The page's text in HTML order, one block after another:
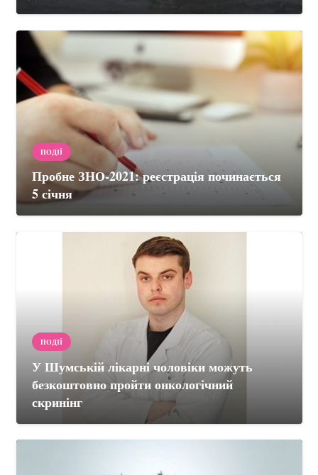
ПОДІЇ
Пробне ЗНО-2021: реєстрація починається
5 січня
ПОДІЇ
У Шумській лікарні чоловіки можуть
безкоштовно пройти онкологічний
скринінг